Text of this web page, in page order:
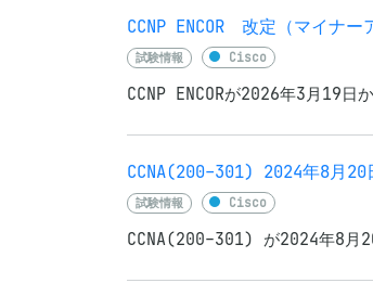
CCNP ENCOR 改定（マイナ
試験情報 Cisco
CCNP ENCORが2026年3月19
CCNA(200-301) 2024年8月20
試験情報 Cisco
CCNA(200-301) が2024年8月